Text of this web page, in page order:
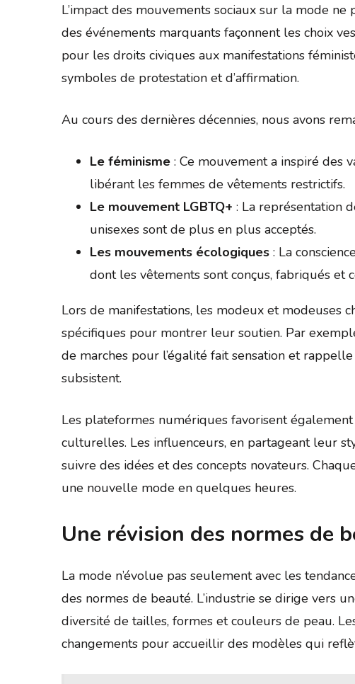
L’impact des mouvements sociaux sur la mode
des événements marquants façonnent les choix
pour les droits civiques aux manifestations
symboles de protestation et d’affirmation.
Au cours des dernières décennies, nous avons
Le féminisme : Ce mouvement a inspiré des
libérant les femmes de vêtements restrictifs.
Le mouvement LGBTQ+ : La représentation
unisexes sont de plus en plus acceptés.
Les mouvements écologiques : La
dont les vêtements sont conçus, fabriqués et
Lors de manifestations, les modeux et modeuses
spécifiques pour montrer leur soutien. Par
de marches pour l’égalité fait sensation et
subsistent.
Les plateformes numériques favorisent
culturelles. Les influenceurs, en partageant leur
suivre des idées et des concepts novateurs.
une nouvelle mode en quelques heures.
Une révision des normes de
La mode n’évolue pas seulement avec les
des normes de beauté. L’industrie se dirige vers
diversité de tailles, formes et couleurs de peau.
changements pour accueillir des modèles qui